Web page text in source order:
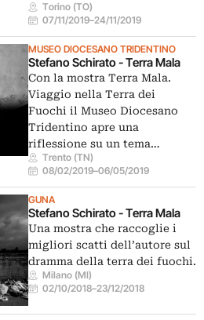
Torino (TO)
07/11/2019–24/11/2019
MUSEO DIOCESANO TRIDENTINO
Stefano Schirato - Terra Mala
Con la mostra Terra Mala.
Viaggio nella Terra dei
Fuochi il Museo Diocesano
Tridentino apre una
riflessione su un tema…
Trento (TN)
08/02/2019–06/05/2019
GUNA
Stefano Schirato - Terra Mala
Una mostra che raccoglie i
migliori scatti dell’autore sul
dramma della terra dei fuochi.
Milano (MI)
02/10/2018–23/12/2018